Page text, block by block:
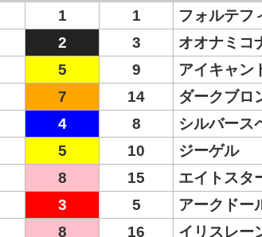
1 1 フォルテフ
2 3 オオナミコ
5 9 アイキャン
7 14 ダークブロ
4 8 シルバース
5 10 ジーゲル
8 15 エイトスタ
3 5 アークドー
8 16 イリスレー